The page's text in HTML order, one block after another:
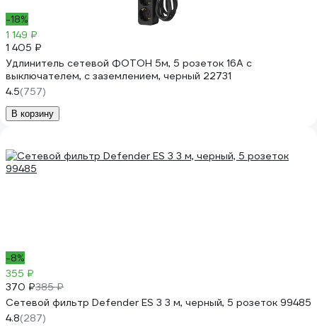
-18%
1 149 ₽
1 405 ₽
Удлинитель сетевой ФОТОН 5м, 5 розеток 16А с
выключателем, с заземлением, черный 22731
4.5(757)
В корзину
-8%
355 ₽
370 ₽385 ₽
Сетевой фильтр Defender ES 3 3 м, черный, 5 розеток 99485
4.8(287)